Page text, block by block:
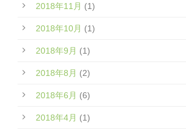
2018年11月 (1)
2018年10月 (1)
2018年9月 (1)
2018年8月 (2)
2018年6月 (6)
2018年4月 (1)